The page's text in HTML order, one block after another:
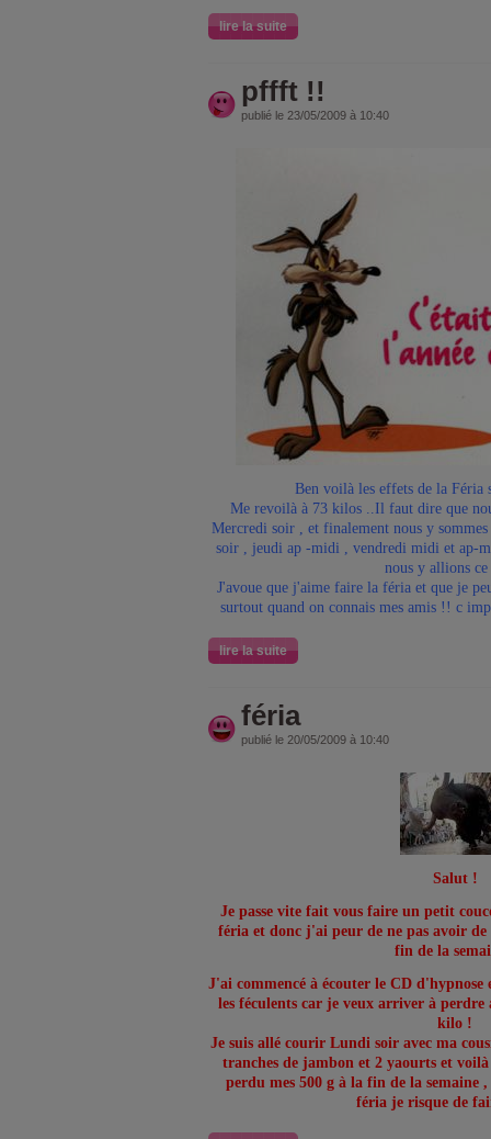
lire la suite
pffft !!
publié le 23/05/2009 à 10:40
Ben voilà les effets de la
Me revoilà à 73 kilos ..Il faut dire que
Mercredi soir , et finalement nous y
soir , jeudi ap -midi , vendredi midi et ap-
nous y allions
J'avoue que j'aime faire la féria et que je
surtout quand on connais mes amis !! c
lire la suite
féria
publié le 20/05/2009 à 10:40
Salut !
Je passe vite fait vous faire un petit
féria et donc j'ai peur de ne pas avoir
fin de la
J'ai commencé à écouter le CD
les féculents car je veux arriver à perdre
kilo !
Je suis allé courir Lundi soir avec ma
tranches de jambon et 2 yaourts et
perdu mes 500 g à la fin de la semaine
féria je risque de